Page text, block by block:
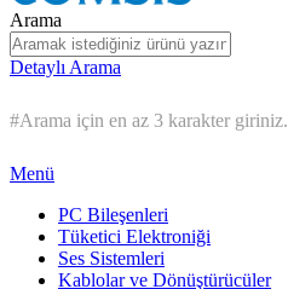
Arama
Detaylı Arama
#Arama için en az 3 karakter giriniz.
Menü
PC Bileşenleri
Tüketici Elektroniği
Ses Sistemleri
Kablolar ve Dönüştürücüler